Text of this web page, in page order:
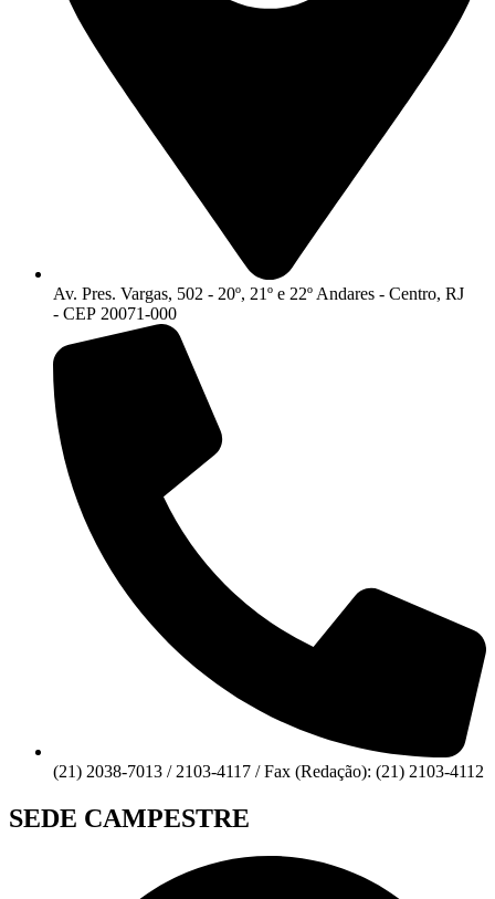
Av. Pres. Vargas, 502 - 20º, 21º e 22º Andares - Centro, RJ
- CEP 20071-000
(21) 2038-7013 / 2103-4117 / Fax (Redação): (21) 2103-4112
SEDE CAMPESTRE